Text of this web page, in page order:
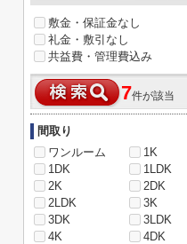
敷金・保証金なし
礼金・敷引なし
共益費・管理費込み
7件が該当
間取り
ワンルーム
1K
1DK
1LDK
2K
2DK
2LDK
3K
3DK
3LDK
4K
4DK